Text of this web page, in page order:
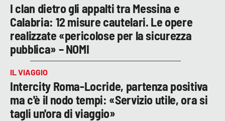
I clan dietro gli appalti tra Messina e
Calabria: 12 misure cautelari. Le opere
realizzate «pericolose per la sicurezza
pubblica» – NOMI
IL VIAGGIO
Intercity Roma-Locride, partenza positiva
ma c'è il nodo tempi: «Servizio utile, ora si
tagli un'ora di viaggio»